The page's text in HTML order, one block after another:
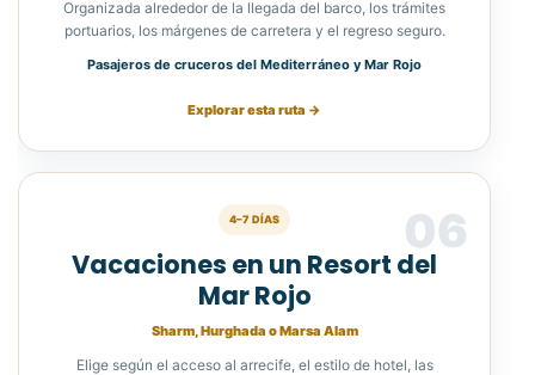
Organizada alrededor de la llegada del barco, los trámites
portuarios, los márgenes de carretera y el regreso seguro.
Pasajeros de cruceros del Mediterráneo y Mar Rojo
Explorar esta ruta →
06
4–7 DÍAS
Vacaciones en un Resort del
Mar Rojo
Sharm, Hurghada o Marsa Alam
Elige según el acceso al arrecife, el estilo de hotel, las